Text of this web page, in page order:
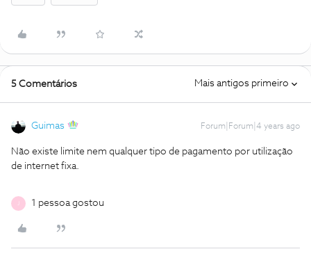
5 Comentários Mais antigos primeiro
Guimas Forum|Forum|4 years ago
Não existe limite nem qualquer tipo de pagamento por utilização
de internet fixa.
1 pessoa gostou